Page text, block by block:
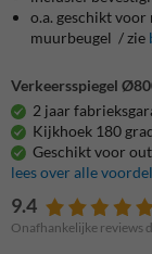
o.a. geschikt
muurbeugel / zie
Verkeersspiegel
2 jaar
Kijkhoek 180
Geschikt voor
lees over alle
9.4
Onafhankelijke reviews